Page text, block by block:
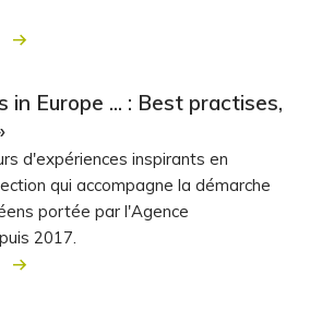
in Europe ... : Best practises,
d'expériences inspirants en
qui accompagne la démarche
portée par l'Agence
2017.